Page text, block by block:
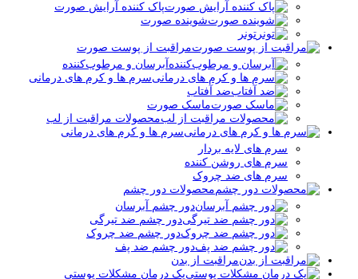
پاک کننده آرایش صورت
شوینده صورت
تونر
مراقبت از پوست صورت
آبرسان و مرطوب‌کننده
سرم ها و کرم های درمانی
ضد آفتاب
ماسک صورت
محصولات مراقبت از لب
سرم ها و کرم های درمانی
سرم های لایه بردار
سرم های روشن کننده
سرم های ضد چروک
محصولات دور چشم
دور چشم آبرسان
دور چشم ضد تیرگی
دور چشم ضد چروک
دور چشم ضد پف
مراقبت از بدن
پک درمان مشکلات پوستی